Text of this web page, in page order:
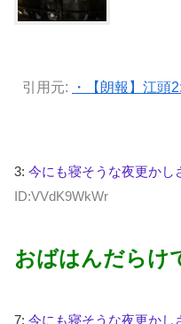
引用元:
・【朗報】江頭
3: 今にも寝そうな夜更かし
ID:VVdK9WkWr
おばはんだらけ
7: 今にも寝そうな夜更かし